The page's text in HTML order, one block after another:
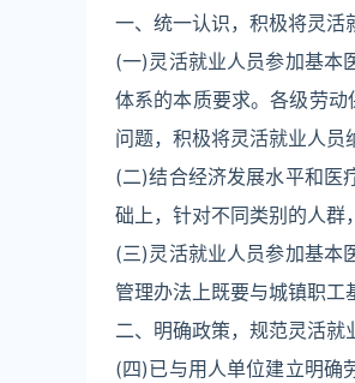
一、统一认识，积极将灵活
(一)灵活就业人员参加基本
体系的本质要求。各级劳
问题，积极将灵活就业人员
(二)结合经济发展水平和医
础上，针对不同类别的人群
(三)灵活就业人员参加基本
管理办法上既要与城镇职工
二、明确政策，规范灵活
(四)已与用人单位建立明确